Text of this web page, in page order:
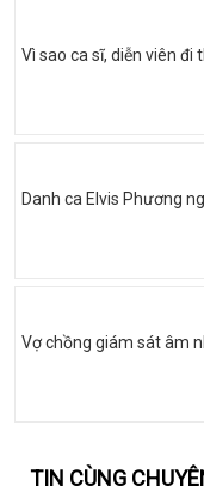
Vì sao ca sĩ, diễn viên đi
Danh ca Elvis Phương
Vợ chồng giám sát âm
TIN CÙNG